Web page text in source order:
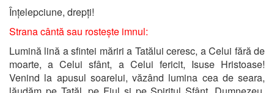
Înțelepciune, drepți!
Strana cântă sau rostește imnul:
Lumină lină a sfintei măriri a Tatălui ceresc, a Celui fără de
moarte, a Celui sfânt, a Celui fericit, Isuse Hristoase!
Venind la apusul soarelui, văzând lumina cea de seara,